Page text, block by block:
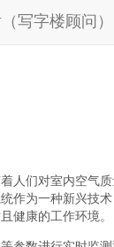
写字楼顾问
人们对室内空气
作为一种新兴技
健康的工作环境。